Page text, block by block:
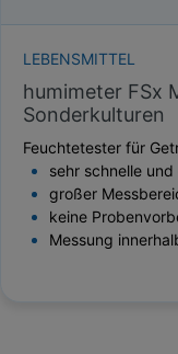
LEBENSMITTEL
humimeter FSx
Sonderkulturen
Feuchtetester für
sehr schnelle
großer
keine
Messung